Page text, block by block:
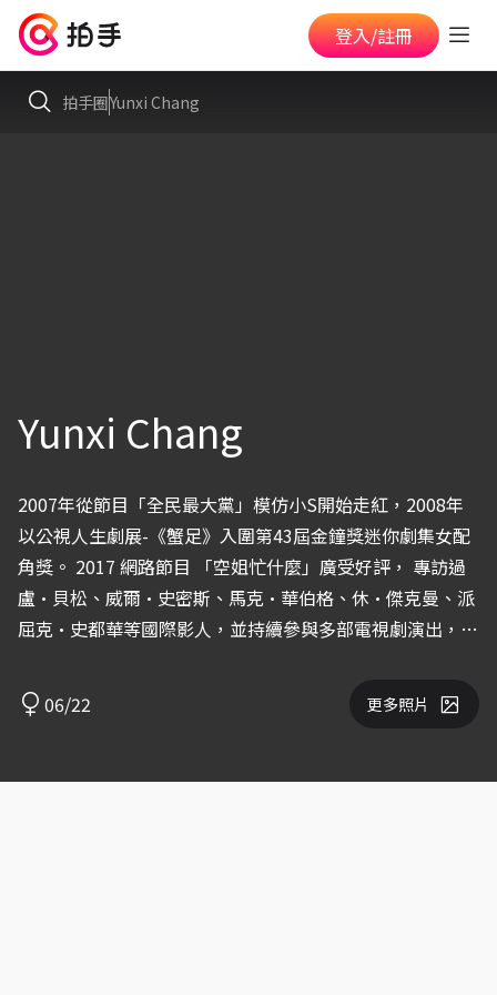
登入/註冊
拍手圈Yunxi Chang
Yunxi Chang
2007年從節目「全民最大黨」模仿小S開始走紅，2008年
以公視人生劇展-《蟹足》入圍第43屆金鐘獎迷你劇集女配
角獎。 2017 網路節目 「空姐忙什麼」廣受好評， 專訪過
盧·貝松、威爾·史密斯、馬克·華伯格、休·傑克曼、派
屈克·史都華等國際影人，並持續參與多部電視劇演出，
划龍舟、打羽球… 沒有一刻停下來的她，直到現在都還在
擴大她的舒適圈。
06/22 更多照片